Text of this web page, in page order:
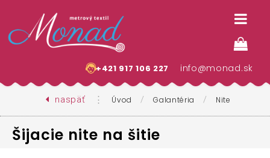
+421 917 106 227 info@monad.sk
naspäť ⋮ Úvod / Galantéria / Nite
Šijacie nite na šitie